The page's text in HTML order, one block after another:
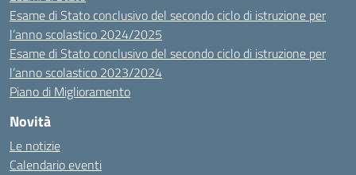
Esame di Stato conclusivo del secondo ciclo di istruzione per
l’anno scolastico 2024/2025
Esame di Stato conclusivo del secondo ciclo di istruzione per
l’anno scolastico 2023/2024
Piano di Miglioramento
Novità
Le notizie
Calendario eventi